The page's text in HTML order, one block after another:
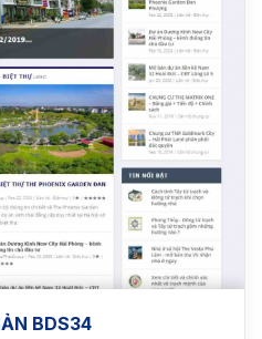
BDS34